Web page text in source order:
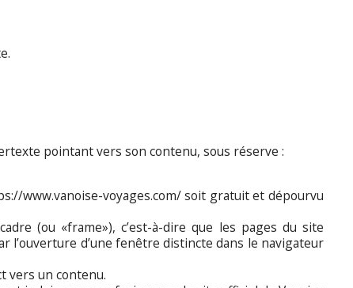
pointant vers son contenu, sous réserve :
www.vanoise-voyages.com/ soit gratuit et dépourvu
(ou «frame»), c’est-à-dire que les pages du site
l’ouverture d’une fenêtre distincte dans le navigateur
vers un contenu.